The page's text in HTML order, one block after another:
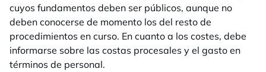
cuyos fundamentos deben ser públicos, aunque no
deben conocerse de momento los del resto de
procedimientos en curso. En cuanto a los costes, debe
informarse sobre las costas procesales y el gasto en
términos de personal.